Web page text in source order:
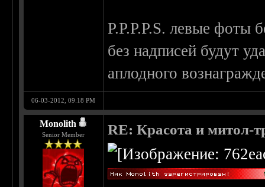
P.P.P.P.S. левые фоты
без надписей будут
аплодного
06-03-2012, 09:18 PM
Monolith
Senior Member RE: Красота и митол-